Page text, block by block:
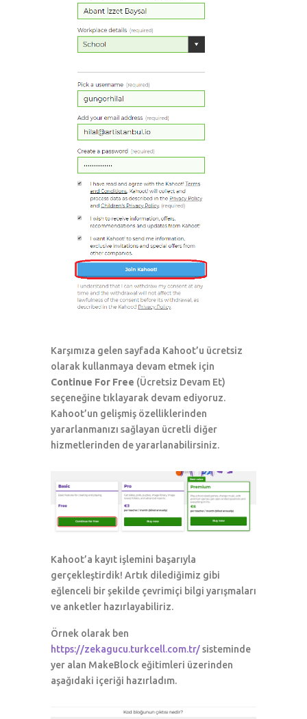
Karşımıza gelen sayfada Kahoot’u ücretsiz
olarak kullanmaya devam etmek için
Continue For Free (Ücretsiz Devam Et)
seçeneğine tıklayarak devam ediyoruz.
Kahoot’un gelişmiş özelliklerinden
yararlanmanızı sağlayan ücretli diğer
hizmetlerinden de yararlanabilirsiniz.
Kahoot’a kayıt işlemini başarıyla
gerçekleştirdik! Artık dilediğimiz gibi
eğlenceli bir şekilde çevrimiçi bilgi yarışmaları
ve anketler hazırlayabiliriz.
Örnek olarak ben
https://zekagucu.turkcell.com.tr/sisteminde
yer alan MakeBlock eğitimleri üzerinden
aşağıdaki içeriği hazırladım.